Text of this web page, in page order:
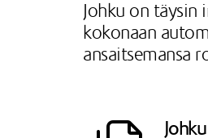
Johku on täysin
kokonaan
ansaitsemansa